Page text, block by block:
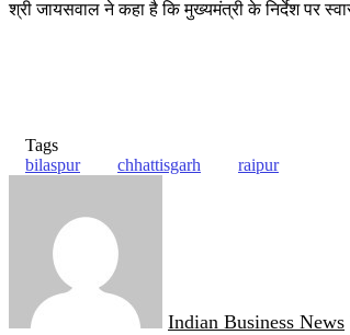
श्री जायसवाल ने कहा है कि मुख्यमंत्री के निर्देश पर
Tags
bilaspur
chhattisgarh raipur
Indian Business News